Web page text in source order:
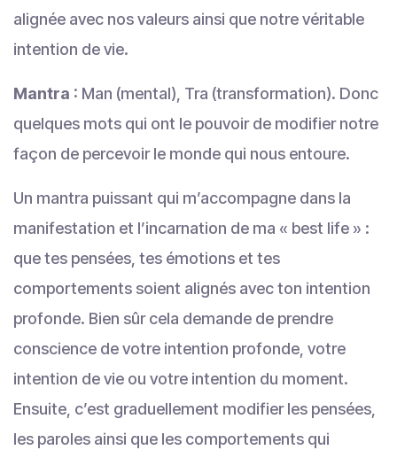
alignée avec nos valeurs ainsi que notre véritable
intention de vie.
Mantra : Man (mental), Tra (transformation). Donc
quelques mots qui ont le pouvoir de modifier notre
façon de percevoir le monde qui nous entoure.
Un mantra puissant qui m’accompagne dans la
manifestation et l’incarnation de ma « best life » :
que tes pensées, tes émotions et tes
comportements soient alignés avec ton intention
profonde. Bien sûr cela demande de prendre
conscience de votre intention profonde, votre
intention de vie ou votre intention du moment.
Ensuite, c’est graduellement modifier les pensées,
les paroles ainsi que les comportements qui